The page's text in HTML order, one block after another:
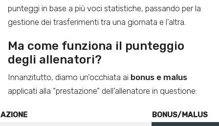
punteggi in base a più voci statistiche, passando per la
gestione dei trasferimenti tra una giornata e l’altra.
Ma come funziona il punteggio
degli allenatori?
Innanzitutto, diamo un’occhiata ai bonus e malus
applicati alla “prestazione” dell’allenatore in questione:
AZIONE
BONUS/MALUS